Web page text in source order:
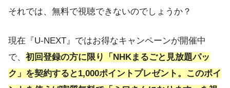
それでは、無料で視聴できないのでしょうか？
現在『U-NEXT』ではお得なキャンペーンが開催中
で、 初回登録の方に限り「NHKまるごと見放題パッ
ク」を契約すると1,000ポイントプレゼント。このポイ